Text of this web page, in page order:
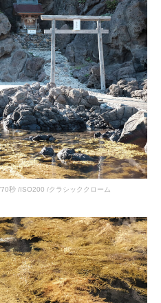
秒 /ISO200 /クラシッククローム